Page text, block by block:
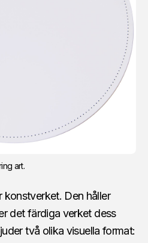
art.
konstverket. Den håller
det färdiga verket dess
två olika visuella format: